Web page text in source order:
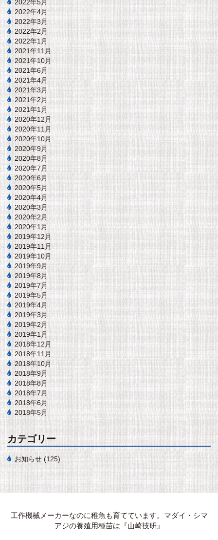
2022年5月
2022年4月
2022年3月
2022年2月
2022年1月
2021年11月
2021年10月
2021年6月
2021年4月
2021年3月
2021年2月
2021年1月
2020年12月
2020年11月
2020年10月
2020年9月
2020年8月
2020年7月
2020年6月
2020年5月
2020年4月
2020年3月
2020年2月
2020年1月
2019年12月
2019年11月
2019年10月
2019年9月
2019年8月
2019年7月
2019年5月
2019年4月
2019年3月
2019年2月
2019年1月
2018年12月
2018年11月
2018年10月
2018年9月
2018年8月
2018年7月
2018年6月
2018年5月
カテゴリー
お知らせ (125)
工作機械メーカーなのに稚魚も育てています。マダイ・シマ
アジの養殖用種苗は『山崎技研』